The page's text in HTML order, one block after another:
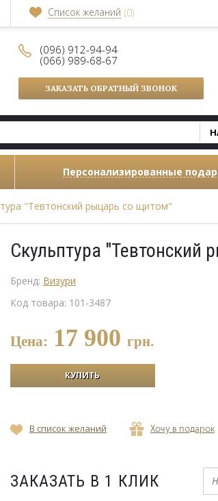
Список желаний (0)
(096) 912-94-94
(066) 989-68-67
ЗАКАЗАТЬ ОБРАТНЫЙ ЗВОНОК
Персонализированные
"Тевтонский рыцарь со щитом"
Скульптура "Тевтонский
Бренд: Визури
Код товара: 101-3487
Цена: 17 900 грн.
В список желаний Хочу в подарок
ЗАКАЗАТЬ В 1 КЛИК